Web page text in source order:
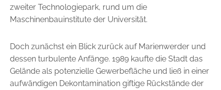
zweiter Technologiepark, rund um die
Maschinenbauinstitute der Universität.
Doch zunächst ein Blick zurück auf Marienwerder und
dessen tur­bulente Anfänge. 1989 kaufte die Stadt das
Gelände als potenzielle Gewerbefläche und ließ in einer
aufwändigen Dekontamination giftige Rückstände der